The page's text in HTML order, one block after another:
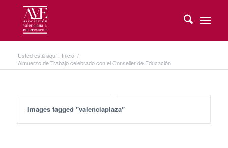
Usted está aquí: Inicio /
Almuerzo de Trabajo celebrado con el Conseller de Educación
Images tagged "valenciaplaza"